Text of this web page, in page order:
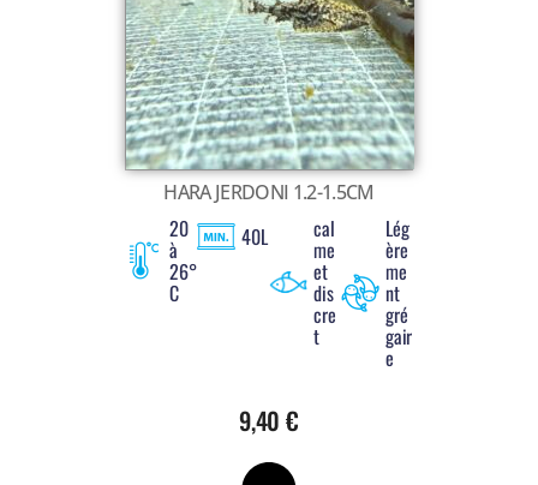
HARA JERDONI 1.2-1.5CM
20
à
26°
C
40L cal
me
et
dis
cre
t
Lég
ère
me
nt
gré
gair
e
9,40€